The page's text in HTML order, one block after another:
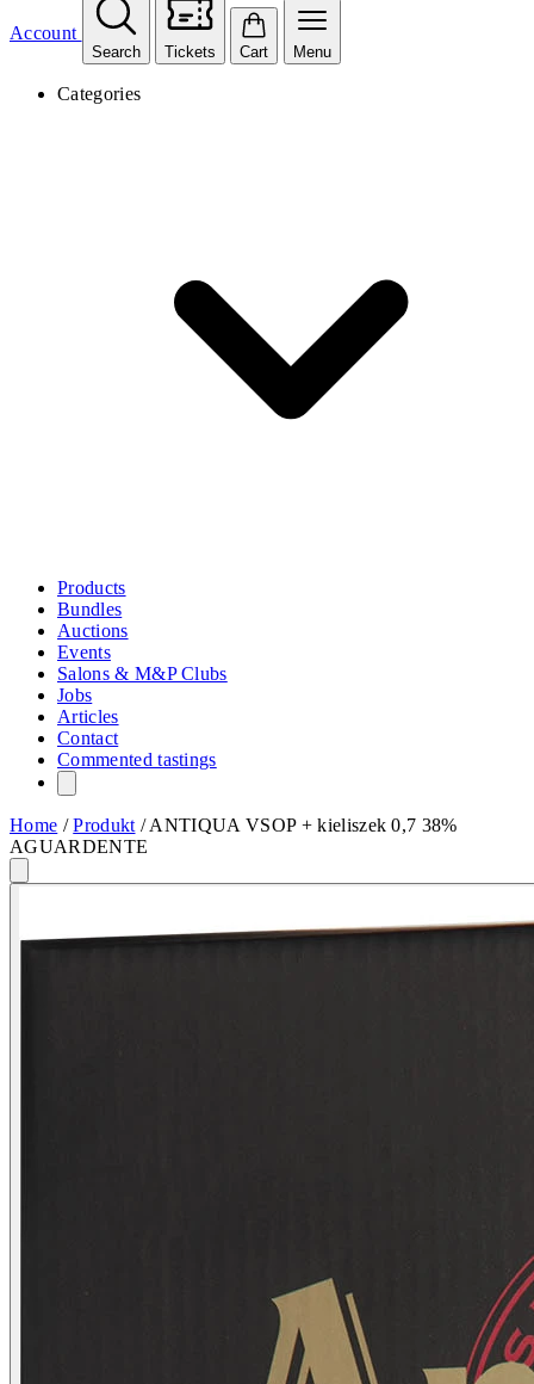
Account
Search Tickets Cart Menu
Categories
Products
Bundles
Auctions
Events
Salons & M&P Clubs
Jobs
Articles
Contact
Commented tastings
Home /Produkt /ANTIQUA VSOP + kieliszek 0,7 38%
AGUARDENTE